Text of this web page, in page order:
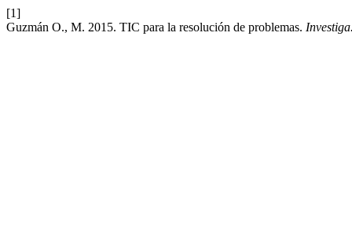
[1]
Guzmán O., M. 2015. TIC para la resolución de problemas.